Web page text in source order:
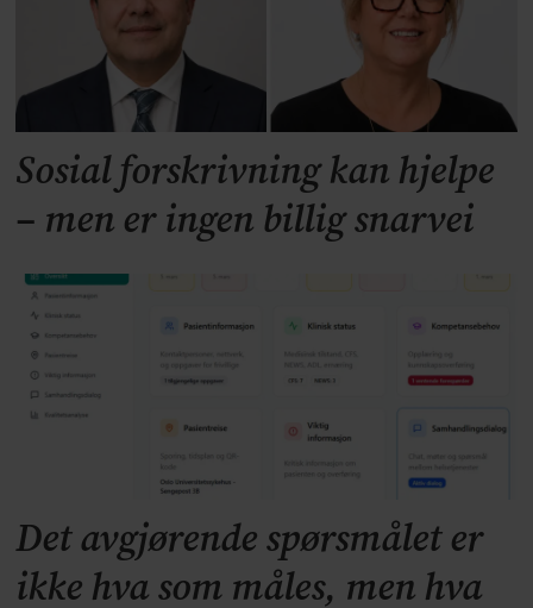
Sosial forskrivning kan hjelpe
– men er ingen billig snarvei
Det avgjørende spørsmålet er
ikke hva som måles, men hva